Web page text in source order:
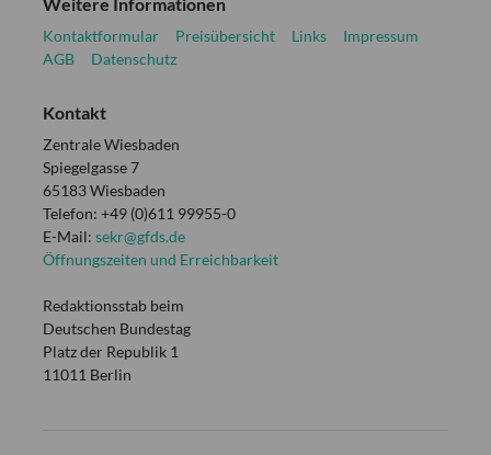
Kontaktformular Preisübersicht Links
Impressum
AGB
Datenschutz
Kontakt
Zentrale Wiesbaden
Spiegelgasse 7
65183 Wiesbaden
Telefon: +49 (0)611 99955-0
E-Mail: sekr@gfds.de
Öffnungszeiten und Erreichbarkeit
Redaktionsstab beim
Deutschen Bundestag
Platz der Republik 1
11011 Berlin